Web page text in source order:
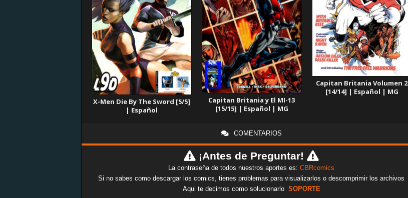
X-Men Die By The Sword [5/5]
| Español
Capitan Britania y El MI-13
[15/15] | Español | MG
Capitan Britania Volumen 2
[14/14] | Español | MG
COMENTARIOS
¡Antes de Preguntar!
La contraseña de todos nuestros aportes es: CBRcomics
Si no sabes como descargar los comics, tienes problemas para visualizarlos o descomprimir los archivos
Aqui te decimos como solucionarlo SOPORTE